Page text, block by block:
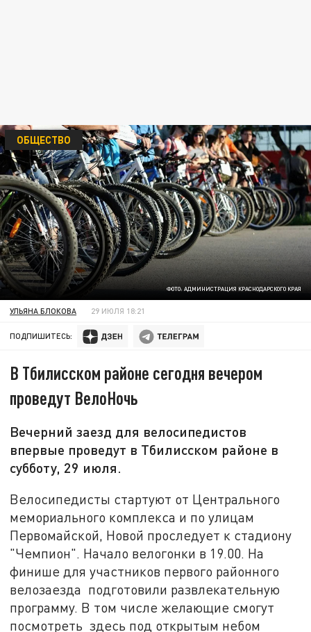
ФОТО: АДМИНИСТРАЦИЯ КРАСНОДАРСКОГО КРАЯ
ОБЩЕСТВО
УЛЬЯНА БЛОКОВА 29 ИЮЛЯ 18:21
ПОДПИШИТЕСЬ:
В Тбилисском районе сегодня вечером
проведут ВелоНочь
Вечерний заезд для велосипедистов
впервые проведут в Тбилисском районе в
субботу, 29 июля.
Велосипедисты стартуют от Центрального
мемориального комплекса и по улицам
Первомайской, Новой проследует к стадиону
"Чемпион". Начало велогонки в 19.00. На
финише для участников первого районного
велозаезда подготовили развлекательную
программу. В том числе желающие смогут
посмотреть здесь под открытым небом